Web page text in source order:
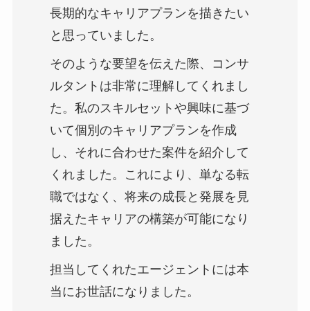
長期的なキャリアプランを描きたい
と思っていました。
そのような要望を伝えた際、コンサ
ルタントは非常に理解してくれまし
た。私のスキルセットや興味に基づ
いて個別のキャリアプランを作成
し、それに合わせた案件を紹介して
くれました。これにより、単なる転
職ではなく、将来の成長と発展を見
据えたキャリアの構築が可能になり
ました。
担当してくれたエージェントには本
当にお世話になりました。